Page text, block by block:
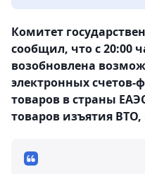
Комитет
сообщил, что с 20:00
возобновлена
электронных счетов-
товаров в страны
товаров изъятия ВТО,